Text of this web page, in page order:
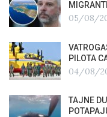
05/08/
PILOTA
04/08/
TAJNE